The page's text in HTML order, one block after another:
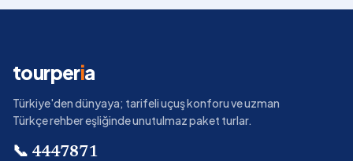
tourperia
Türkiye'den dünyaya; tarifeli uçuş konforu ve uzman
Türkçe rehber eşliğinde unutulmaz paket turlar.
📞 4447871